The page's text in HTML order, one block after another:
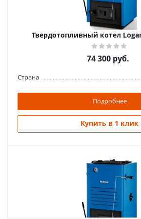
Твердотопливный котел
74 300руб.
Страна
Подробнее
Купить в 1 клик